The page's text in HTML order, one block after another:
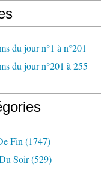
du jour n°1 à n°201
du jour n°201 à 255
Fin (1747)
Soir(529)